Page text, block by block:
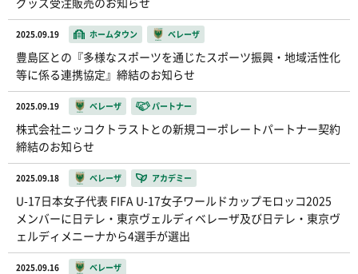
2025.09.19 ホームタウン ベレーザ
豊島区との『多様なスポーツを通じたスポーツ振興・地域活性化
等に係る連携協定』締結のお知らせ
2025.09.19 ベレーザ パートナー
株式会社ニッコクトラストとの新規コーポレートパートナー契約
締結のお知らせ
2025.09.18 ベレーザ アカデミー
U-17日本女子代表 FIFA U-17女子ワールドカップモロッコ2025
メンバーに日テレ・東京ヴェルディベレーザ及び日テレ・東京ヴ
ェルディメニーナから4選手が選出
2025.09.16 ベレーザ